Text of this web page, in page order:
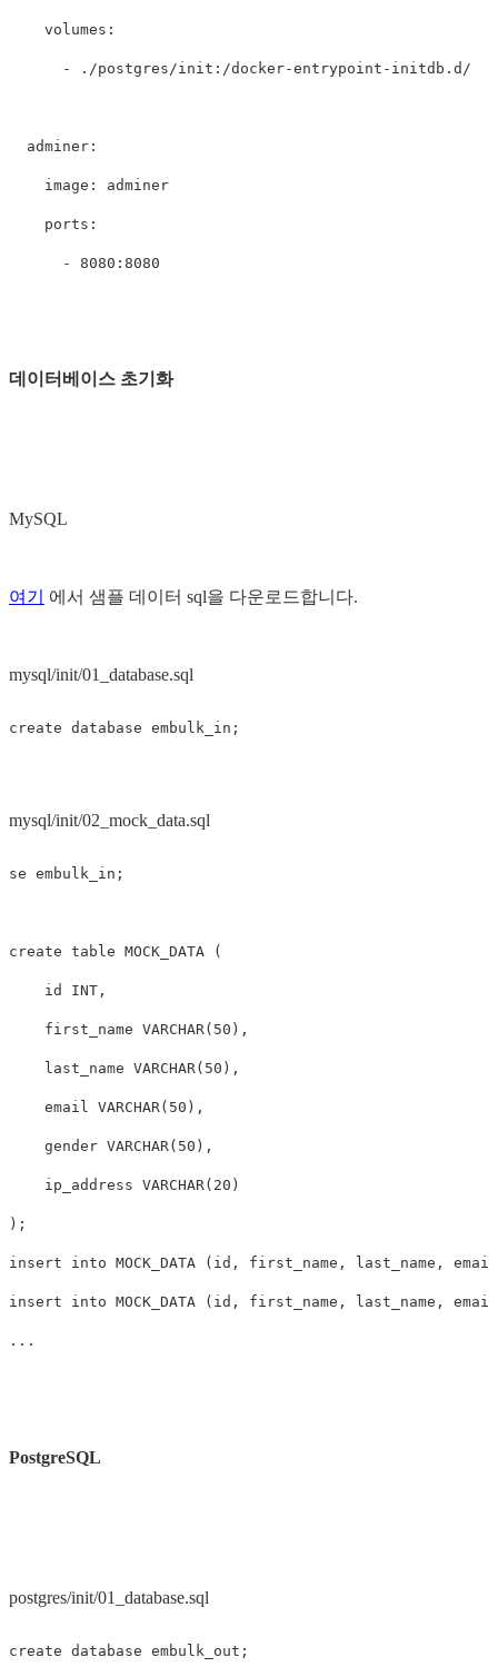
volumes :
- ./postgres/init:/docker-entrypoint-initdb.d/
adminer :
image : adminer
ports :
- 8080:8080
데이터베이스 초기화
MySQL
여기 에서 샘플 데이터 sql을 다운로드합니다.
mysql/init/01_database.sql
create database embulk_in ;
mysql/init/02_mock_data.sql
se embulk_in ;
create table MOCK_DATA (
id INT ,
first_name VARCHAR( 50 ),
last_name VARCHAR( 50 ),
email VARCHAR( 50 ),
gender VARCHAR( 50 ),
ip_address VARCHAR( 20 )
);
insert into MOCK_DATA ( id , first_name , last_name , email
insert into MOCK_DATA ( id , first_name , last_name , email
...
PostgreSQL
postgres/init/01_database.sql
create database embulk_out ;